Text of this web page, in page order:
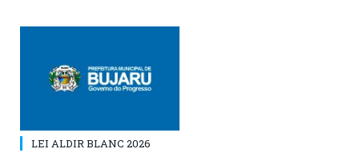
LEI ALDIR BLANC 2026